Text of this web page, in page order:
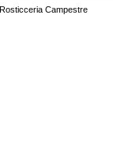
Rosticceria Campestre